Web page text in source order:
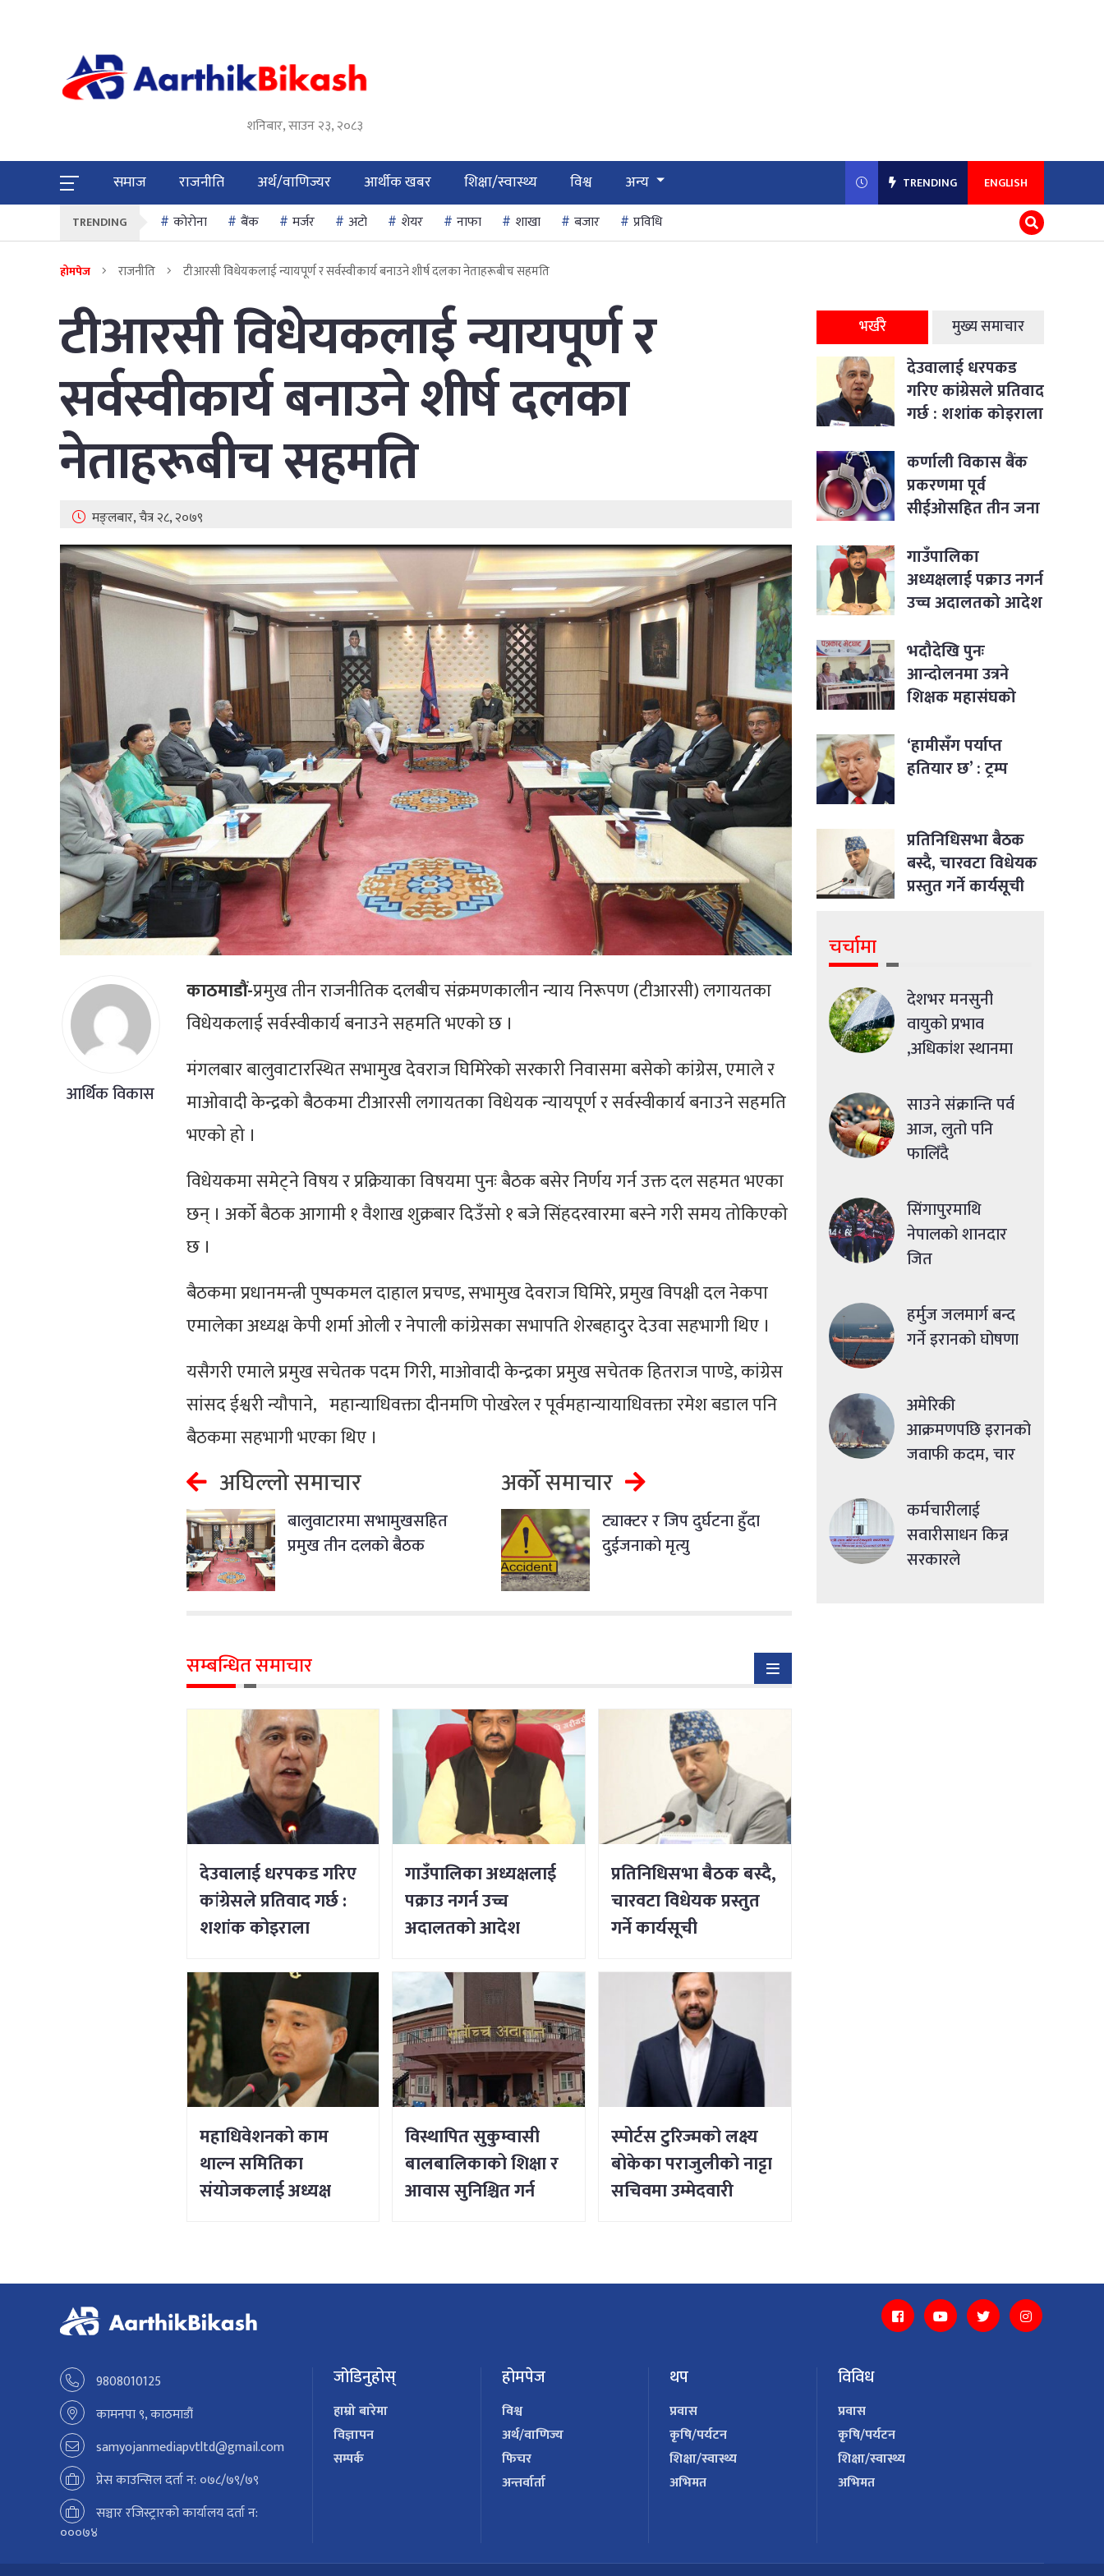
शनिबार, साउन २३, २०८३
समाज राजनीति अर्थ/वाणिज्यर आर्थीक खबर शिक्षा/स्वास्थ्य विश्व अन्य TRENDING ENGLISH
TRENDING कोरोना बैंक मर्जर अटो शेयर नाफा शाखा बजार प्रविधि
होमपेज राजनीति टीआरसी विधेयकलाई न्यायपूर्ण र सर्वस्वीकार्य बनाउने शीर्ष दलका नेताहरूबीच सहमति
टीआरसी विधेयकलाई न्यायपूर्ण र
सर्वस्वीकार्य बनाउने शीर्ष दलका
नेताहरूबीच सहमति
मङ्लबार, चैत्र २८, २०७९
आर्थिक विकास
काठमाडौं-प्रमुख तीन राजनीतिक दलबीच संक्रमणकालीन न्याय निरूपण (टीआरसी) लगायतका
विधेयकलाई सर्वस्वीकार्य बनाउने सहमति भएको छ ।
मंगलबार बालुवाटारस्थित सभामुख देवराज घिमिरेको सरकारी निवासमा बसेको कांग्रेस, एमाले र
माओवादी केन्द्रको बैठकमा टीआरसी लगायतका विधेयक न्यायपूर्ण र सर्वस्वीकार्य बनाउने सहमति
भएको हो ।
विधेयकमा समेट्ने विषय र प्रक्रियाका विषयमा पुनः बैठक बसेर निर्णय गर्न उक्त दल सहमत भएका
छन् । अर्को बैठक आगामी १ वैशाख शुक्रबार दिउँसो १ बजे सिंहदरवारमा बस्ने गरी समय तोकिएको
छ ।
बैठकमा प्रधानमन्त्री पुष्पकमल दाहाल प्रचण्ड, सभामुख देवराज घिमिरे, प्रमुख विपक्षी दल नेकपा
एमालेका अध्यक्ष केपी शर्मा ओली र नेपाली कांग्रेसका सभापति शेरबहादुर देउवा सहभागी थिए ।
यसैगरी एमाले प्रमुख सचेतक पदम गिरी, माओवादी केन्द्रका प्रमुख सचेतक हितराज पाण्डे, कांग्रेस
सांसद ईश्वरी न्यौपाने, महान्याधिवक्ता दीनमणि पोखरेल र पूर्वमहान्यायाधिवक्ता रमेश बडाल पनि
बैठकमा सहभागी भएका थिए ।
अघिल्लो समाचार
बालुवाटारमा सभामुखसहित
प्रमुख तीन दलको बैठक
अर्को समाचार
ट्याक्टर र जिप दुर्घटना हुँदा
दुईजनाकाे मृत्यु
सम्बन्धित समाचार
देउवालाई धरपकड गरिए
कांग्रेसले प्रतिवाद गर्छ :
शशांक कोइराला
गाउँपालिका अध्यक्षलाई
पक्राउ नगर्न उच्च
अदालतको आदेश
प्रतिनिधिसभा बैठक बस्दै,
चारवटा विधेयक प्रस्तुत
गर्ने कार्यसूची
महाधिवेशनको काम
थाल्न समितिका
संयोजकलाई अध्यक्ष
विस्थापित सुकुम्वासी
बालबालिकाको शिक्षा र
आवास सुनिश्चित गर्न
स्पोर्टस टुरिज्मको लक्ष्य
बोकेका पराजुलीको नाट्टा
सचिवमा उम्मेदवारी
भर्खरै मुख्य समाचार
देउवालाई धरपकड
गरिए कांग्रेसले प्रतिवाद
गर्छ : शशांक कोइराला
कर्णाली विकास बैंक
प्रकरणमा पूर्व
सीईओसहित तीन जना
गाउँपालिका
अध्यक्षलाई पक्राउ नगर्न
उच्च अदालतको आदेश
भदौदेखि पुनः
आन्दोलनमा उत्रने
शिक्षक महासंघको
‘हामीसँग पर्याप्त
हतियार छ’ : ट्रम्प
प्रतिनिधिसभा बैठक
बस्दै, चारवटा विधेयक
प्रस्तुत गर्ने कार्यसूची
चर्चामा
देशभर मनसुनी
वायुको प्रभाव
,अधिकांश स्थानमा
साउने संक्रान्ति पर्व
आज, लुतो पनि
फालिँदै
सिंगापुरमाथि
नेपालको शानदार
जित
हर्मुज जलमार्ग बन्द
गर्ने इरानको घोषणा
अमेरिकी
आक्रमणपछि इरानको
जवाफी कदम, चार
कर्मचारीलाई
सवारीसाधन किन्न
सरकारले
9808010125
कामनपा ९, काठमाडौं
samyojanmediapvtltd@gmail.com
प्रेस काउन्सिल दर्ता न: ०७८/७९/७९
सञ्चार रजिस्ट्रारको कार्यालय दर्ता न:
०००७४
जोडिनुहोस्
हाम्रो बारेमा
विज्ञापन
सम्पर्क
होमपेज
विश्व
अर्थ/वाणिज्य
फिचर
अन्तर्वार्ता
थप
प्रवास
कृषि/पर्यटन
शिक्षा/स्वास्थ्य
अभिमत
विविध
प्रवास
कृषि/पर्यटन
शिक्षा/स्वास्थ्य
अभिमत